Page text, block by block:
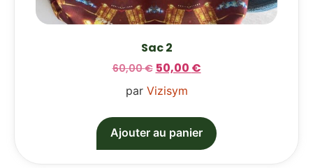
Sac 2
60,00€ 50,00 €
par Vizisym
Ajouter au panier